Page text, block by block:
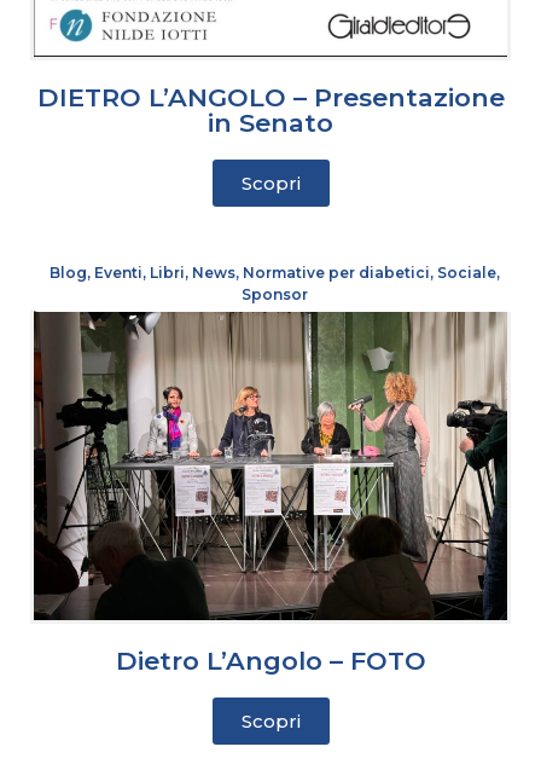
DIETRO L’ANGOLO – Presentazione
in Senato
Scopri
Blog, Eventi, Libri, News, Normative per diabetici, Sociale,
Sponsor
Dietro L’Angolo – FOTO
Scopri